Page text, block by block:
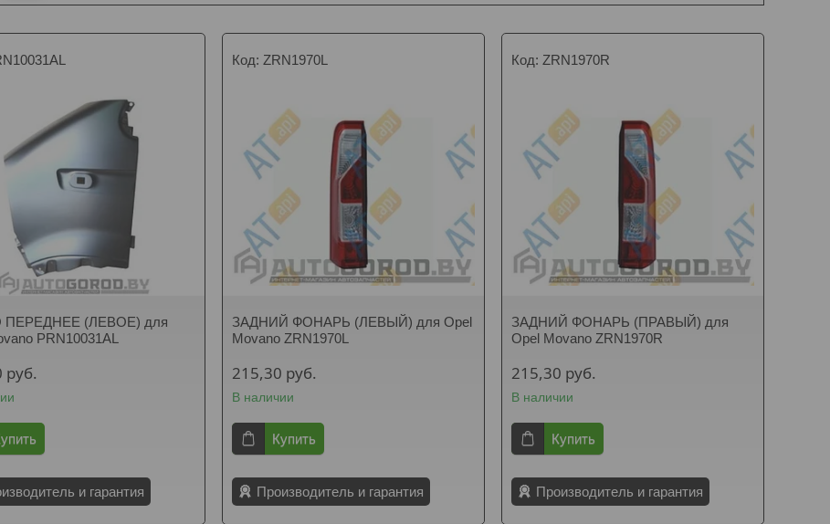
(ЛЕВОЕ) для
PRN10031AL
руб.
и гарантия
ZRN1970L
ЗАДНИЙ ФОНАРЬ (ЛЕВЫЙ) для Opel
Movano ZRN1970L
215,30 руб.
В наличии
Купить
Производитель и гарантия
ZRN1970R
ЗАДНИЙ ФОНАРЬ (ПРАВЫЙ) для
Opel Movano ZRN1970R
215,30 руб.
В наличии
Купить
Производитель и гарантия